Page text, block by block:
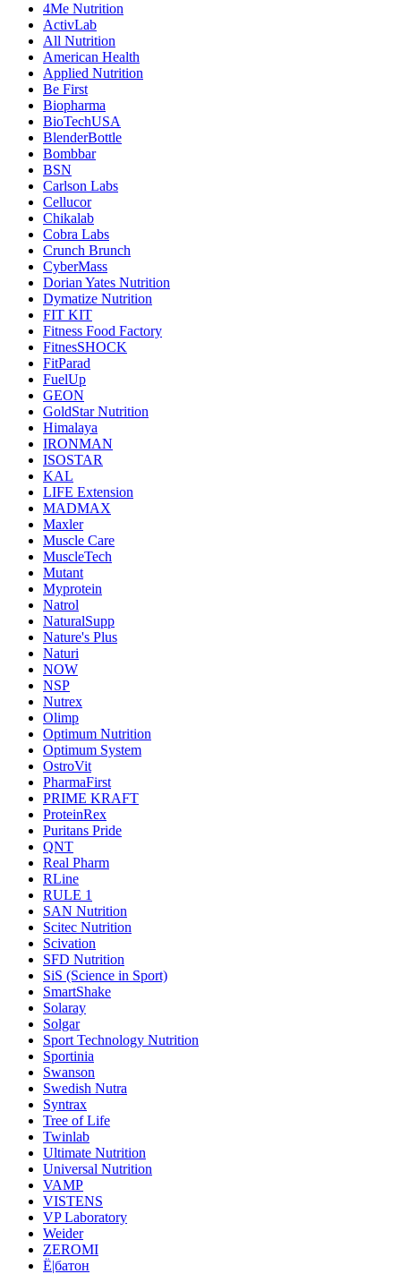
4Me Nutrition
ActivLab
All Nutrition
American Health
Applied Nutrition
Be First
Biopharma
BioTechUSA
BlenderBottle
Bombbar
BSN
Carlson Labs
Cellucor
Chikalab
Cobra Labs
Crunch Brunch
CyberMass
Dorian Yates Nutrition
Dymatize Nutrition
FIT KIT
Fitness Food Factory
FitnesSHOCK
FitParad
FuelUp
GEON
GoldStar Nutrition
Himalaya
IRONMAN
ISOSTAR
KAL
LIFE Extension
MADMAX
Maxler
Muscle Care
MuscleTech
Mutant
Myprotein
Natrol
NaturalSupp
Nature's Plus
Naturi
NOW
NSP
Nutrex
Olimp
Optimum Nutrition
Optimum System
OstroVit
PharmaFirst
PRIME KRAFT
ProteinRex
Puritans Pride
QNT
Real Pharm
RLine
RULE 1
SAN Nutrition
Scitec Nutrition
Scivation
SFD Nutrition
SiS (Science in Sport)
SmartShake
Solaray
Solgar
Sport Technology Nutrition
Sportinia
Swanson
Swedish Nutra
Syntrax
Tree of Life
Twinlab
Ultimate Nutrition
Universal Nutrition
VAMP
VISTENS
VP Laboratory
Weider
ZEROMI
Ё|батон